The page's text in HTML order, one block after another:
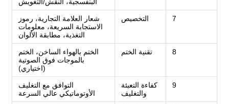
7 التخصيص
شعار العلامة التجارية، رموز
الاستجابة السريعة، معلومات
التغذية، مطابقة الألوان
8 تقنية الختم
الختم بالهواء الساخن، الختم
بالموجات فوق الصوتية
(اختياري)
9
كفاءة التعبئة
والتغليف
التوافق مع التغليف
الأوتوماتيكي عالي السرعة